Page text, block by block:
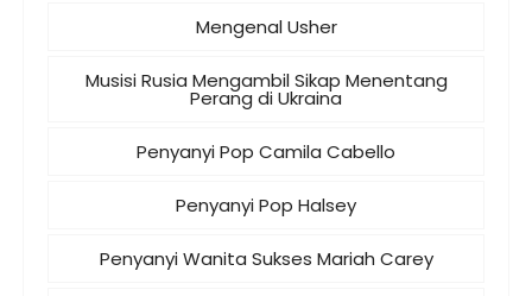
Mengenal Usher
Musisi Rusia Mengambil Sikap Menentang
Perang di Ukraina
Penyanyi Pop Camila Cabello
Penyanyi Pop Halsey
Penyanyi Wanita Sukses Mariah Carey